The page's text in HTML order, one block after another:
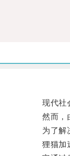
现代社会
然而，由
为了解决
狸猫加速